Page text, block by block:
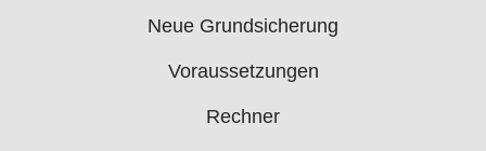
Neue Grundsicherung
Voraussetzungen
Rechner